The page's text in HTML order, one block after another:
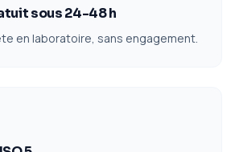
sous 24-48 h
en laboratoire, sans engagement.